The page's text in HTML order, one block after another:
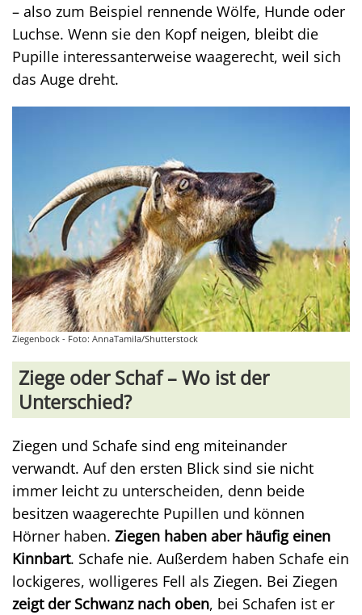
– also zum Beispiel rennende Wölfe, Hunde oder
Luchse. Wenn sie den Kopf neigen, bleibt die
Pupille interessanterweise waagerecht, weil sich
das Auge dreht.
Ziegenbock - Foto: AnnaTamila/Shutterstock
Ziege oder Schaf – Wo ist der
Unterschied?
Ziegen und Schafe sind eng miteinander
verwandt. Auf den ersten Blick sind sie nicht
immer leicht zu unterscheiden, denn beide
besitzen waagerechte Pupillen und können
Hörner haben. Ziegen haben aber häufig einen
Kinnbart. Schafe nie. Außerdem haben Schafe ein
lockigeres, wolligeres Fell als Ziegen. Bei Ziegen
zeigt der Schwanz nach oben, bei Schafen ist er